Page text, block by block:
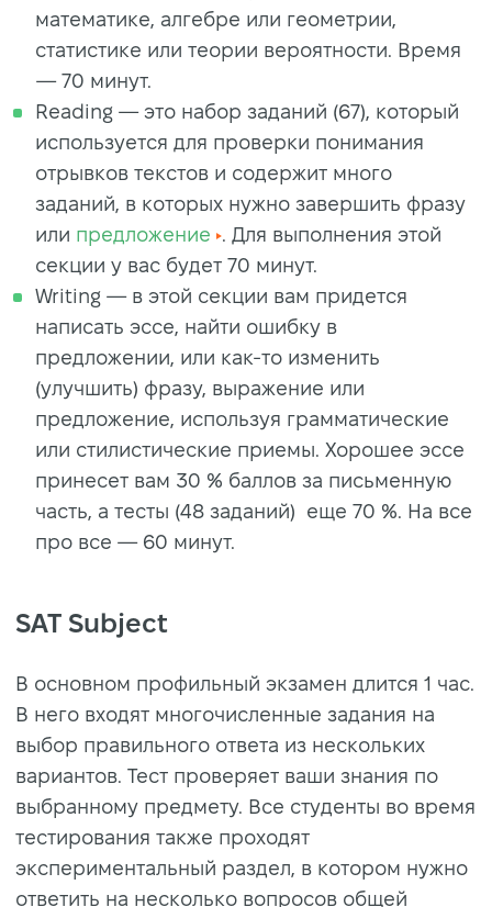
математике, алгебре или геометрии,
статистике или теории вероятности. Время
— 70 минут.
Reading — это набор заданий (67), который
используется для проверки понимания
отрывков текстов и содержит много
заданий, в которых нужно завершить фразу
или предложение
. Для выполнения этой
секции у вас будет 70 минут.
Writing — в этой секции вам придется
написать эссе, найти ошибку в
предложении, или как-то изменить
(улучшить) фразу, выражение или
предложение, используя грамматические
или стилистические приемы. Хорошее эссе
принесет вам 30 % баллов за письменную
часть, а тесты (48 заданий) еще 70 %. На все
про все — 60 минут.
SAT Subject
В основном профильный экзамен длится 1 час.
В него входят многочисленные задания на
выбор правильного ответа из нескольких
вариантов. Тест проверяет ваши знания по
выбранному предмету. Все студенты во время
тестирования также проходят
экспериментальный раздел, в котором нужно
ответить на несколько вопросов общей